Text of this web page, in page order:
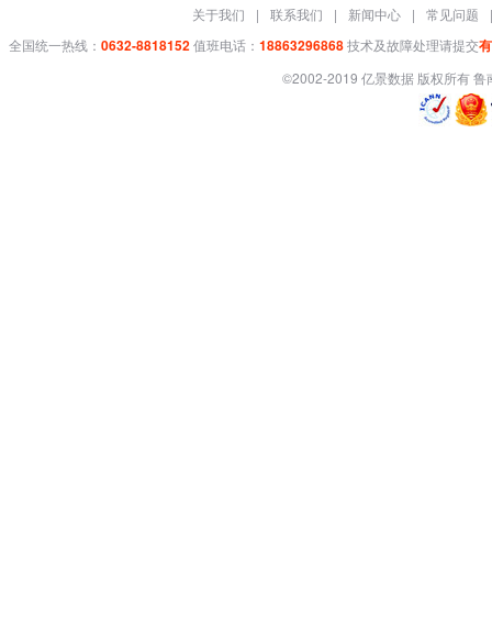
关于我们 | 联系我们 | 新闻中心 | 常见问题
|
全国统一热线： 0632-8818152值班电话： 18863296868技术及故障处理请提交
©2002-2019 亿景数据 版权所有鲁